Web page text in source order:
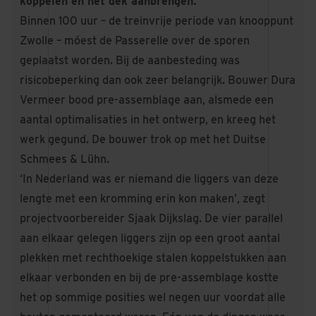
Binnen 100 uur – de treinvrije periode van knooppunt
Zwolle – móest de Passerelle over de sporen
geplaatst worden. Bij de aanbesteding was
risicobeperking dan ook zeer belangrijk. Bouwer Dura
Vermeer bood pre-assemblage aan, alsmede een
aantal optimalisaties in het ontwerp, en kreeg het
werk gegund. De bouwer trok op met het Duitse
Schmees & Lühn.
‘In Nederland was er niemand die liggers van deze
lengte met een kromming erin kon maken’, zegt
projectvoorbereider Sjaak Dijkslag. De vier parallel
aan elkaar gelegen liggers zijn op een groot aantal
plekken met rechthoekige stalen koppelstukken aan
elkaar verbonden en bij de pre-assemblage kostte
het op sommige posities wel negen uur voordat alle